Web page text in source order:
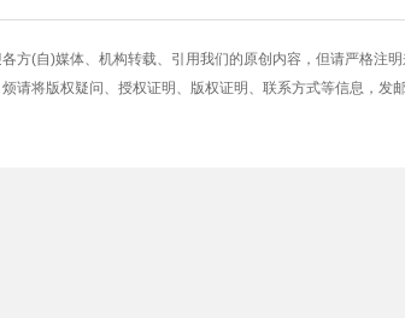
方(自)媒体、机构转载、引用我们的原创内容，但请严格注
请将版权疑问、授权证明、版权证明、联系方式等信息，发